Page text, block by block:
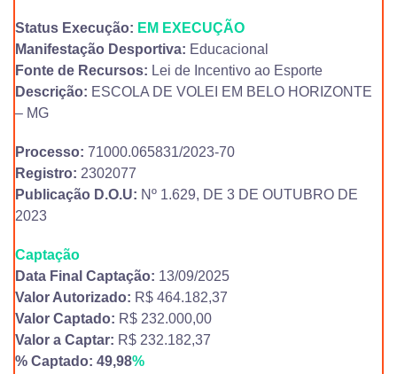
Status Execução: EM EXECUÇÃO
Manifestação Desportiva: Educacional
Fonte de Recursos: Lei de Incentivo ao Esporte
Descrição: ESCOLA DE VOLEI EM BELO HORIZONTE
– MG
Processo: 71000.065831/2023-70
Registro: 2302077
Publicação D.O.U: Nº 1.629, DE 3 DE OUTUBRO DE
2023
Captação
Data Final Captação: 13/09/2025
Valor Autorizado: R$ 464.182,37
Valor Captado: R$ 232.000,00
Valor a Captar: R$ 232.182,37
% Captado: 49,98%